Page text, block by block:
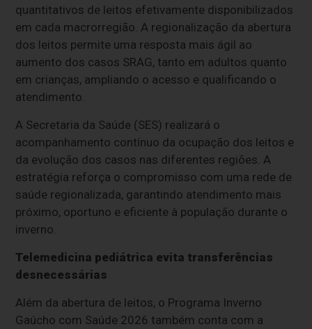
quantitativos de leitos efetivamente disponibilizados
em cada macrorregião. A regionalização da abertura
dos leitos permite uma resposta mais ágil ao
aumento dos casos SRAG, tanto em adultos quanto
em crianças, ampliando o acesso e qualificando o
atendimento.
A Secretaria da Saúde (SES) realizará o
acompanhamento contínuo da ocupação dos leitos e
da evolução dos casos nas diferentes regiões. A
estratégia reforça o compromisso com uma rede de
saúde regionalizada, garantindo atendimento mais
próximo, oportuno e eficiente à população durante o
inverno.
Telemedicina pediátrica evita transferências
desnecessárias
Além da abertura de leitos, o Programa Inverno
Gaúcho com Saúde 2026 também conta com a